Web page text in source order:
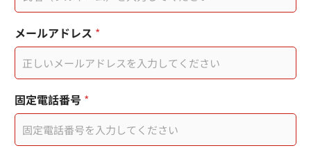
結
機
您
的
電
子
郵
件
メ
ル
ア
ド
レ
ス
*
メールアドレス *
固定電話番号 *